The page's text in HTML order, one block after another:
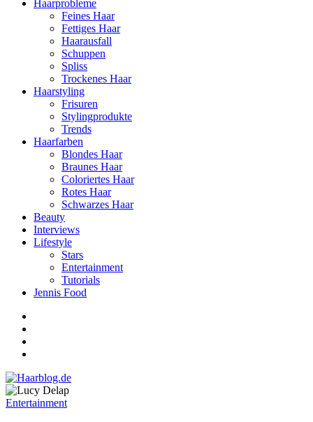
Haarprobleme
Feines Haar
Fettiges Haar
Haarausfall
Schuppen
Spliss
Trockenes Haar
Haarstyling
Frisuren
Stylingprodukte
Trends
Haarfarben
Blondes Haar
Braunes Haar
Coloriertes Haar
Rotes Haar
Schwarzes Haar
Beauty
Interviews
Lifestyle
Stars
Entertainment
Tutorials
Jennis Food
Haarblog.de
Haarpflege | Haarstyling | Beauty | Entertainment
Entertainment